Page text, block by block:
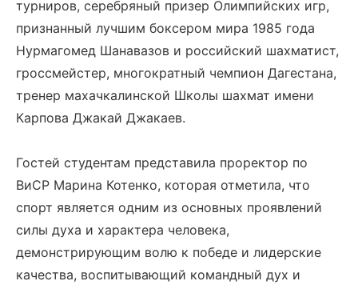
турниров, серебряный призер Олимпийских игр,
признанный лучшим боксером мира 1985 года
Нурмагомед Шанавазов и российский шахматист,
гроссмейстер, многократный чемпион Дагестана,
тренер махачкалинской Школы шахмат имени
Карпова Джакай Джакаев.
Гостей студентам представила проректор по
ВиСР Марина Котенко, которая отметила, что
спорт является одним из основных проявлений
силы духа и характера человека,
демонстрирующим волю к победе и лидерские
качества, воспитывающий командный дух и